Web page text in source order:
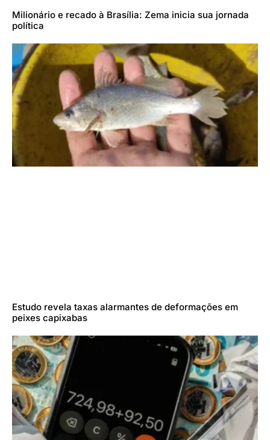
Milionário e recado à Brasília: Zema inicia sua jornada
política
Estudo revela taxas alarmantes de deformações em
peixes capixabas